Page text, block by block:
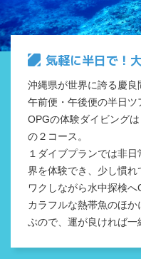
気軽に半日で！
沖縄県が世界に誇る慶
午前便・午後便の半日ツ
OPGの体験ダイビング
の２コース。
１ダイブプランでは非
界を体験でき、少し慣
ワクしながら水中探検へ
カラフルな熱帯魚のほ
ぶので、運が良ければ一